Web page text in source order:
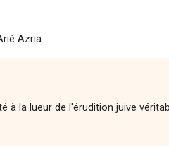
Azria
à la lueur de l'érudition juive